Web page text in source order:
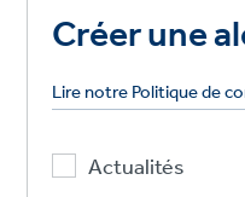
Créer une
Lire notre Politique de
Actualités